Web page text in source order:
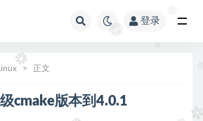
登录
正文
cmake版本到4.0.1